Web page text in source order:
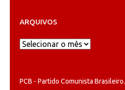
ARQUIVOS
Arquivos
PCB - Partido Comunista Brasileiro.